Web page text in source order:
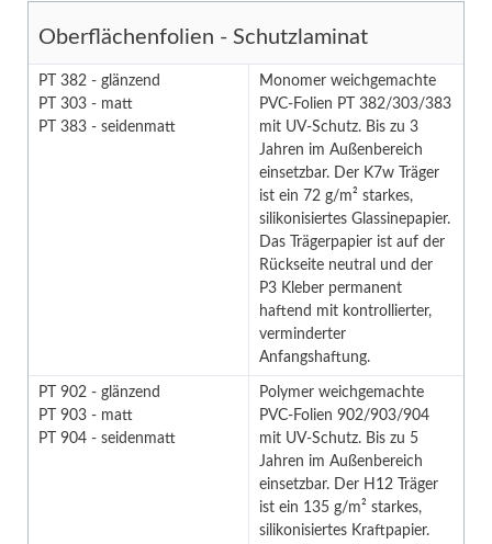
Oberflächenfolien - Schutzlaminat
PT 382 - glänzend
PT 303 - matt
PT 383 - seidenmatt
Monomer weichgemachte
PVC-Folien PT 382/303/383
mit UV-Schutz. Bis zu 3
Jahren im Außenbereich
einsetzbar. Der K7w Träger
ist ein 72 g/m² starkes,
silikonisiertes Glassinepapier.
Das Trägerpapier ist auf der
Rückseite neutral und der
P3 Kleber permanent
haftend mit kontrollierter,
verminderter
Anfangshaftung.
PT 902 - glänzend
PT 903 - matt
PT 904 - seidenmatt
Polymer weichgemachte
PVC-Folien 902/903/904
mit UV-Schutz. Bis zu 5
Jahren im Außenbereich
einsetzbar. Der H12 Träger
ist ein 135 g/m² starkes,
silikonisiertes Kraftpapier.